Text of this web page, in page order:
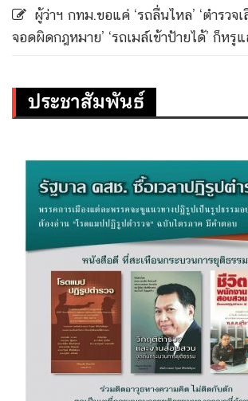
ผู้ว่าฯ กทม.ขอแค่ ‘รถลื่นไหล’ ‘ตำรวจ
จอดผิดกฎหมาย’ ‘รถเมล์เข้าป้ายได้’ ก็หรูแ
ประชาสัมพันธ์